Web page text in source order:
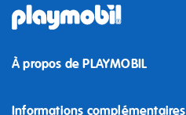
À propos de PLAYMOBIL
Informations complémentaires